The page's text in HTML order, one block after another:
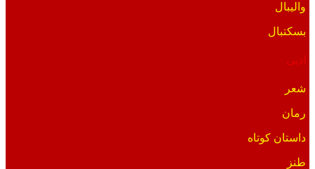
والیبال
بسکتبال
ادبی
شعر
رمان
داستان کوتاه
طنز